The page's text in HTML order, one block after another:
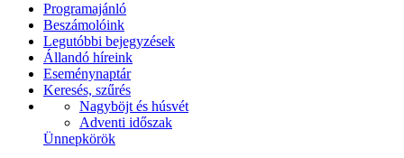
Programajánló
Beszámolóink
Legutóbbi bejegyzések
Állandó híreink
Eseménynaptár
Keresés, szűrés
Nagyböjt és húsvét
Adventi időszak
Ünnepkörök